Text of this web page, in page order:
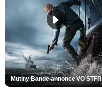
Mutiny Bande-annonce VO STFR